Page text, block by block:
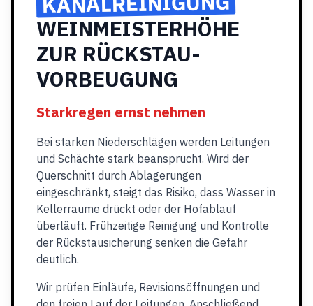
WEINMEISTERHÖHE
ZUR RÜCKSTAU-
VORBEUGUNG
Starkregen ernst nehmen
Bei starken Niederschlägen werden Leitungen
und Schächte stark beansprucht. Wird der
Querschnitt durch Ablagerungen
eingeschränkt, steigt das Risiko, dass Wasser in
Kellerräume drückt oder der Hofablauf
überläuft. Frühzeitige Reinigung und Kontrolle
der Rückstausicherung senken die Gefahr
deutlich.
Wir prüfen Einläufe, Revisionsöffnungen und